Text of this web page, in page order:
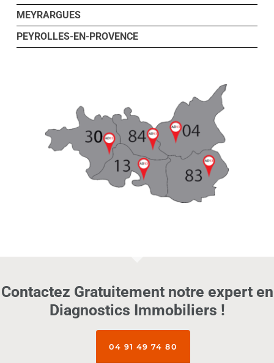
MEYRARGUES
PEYROLLES-EN-PROVENCE
Contactez Gratuitement notre expert en
Diagnostics Immobiliers !
04 91 49 74 80